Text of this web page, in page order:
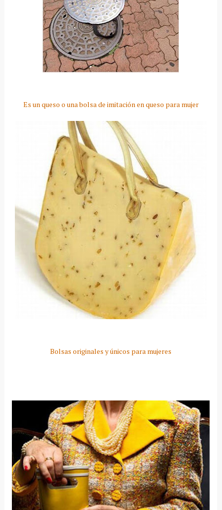
Es un queso o una bolsa de imitación en queso para mujer
Bolsas originales y únicos para mujeres